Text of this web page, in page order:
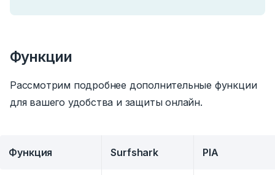
Функции
Рассмотрим подробнее дополнительные функции
для вашего удобства и защиты онлайн.
Функция Surfshark PIA